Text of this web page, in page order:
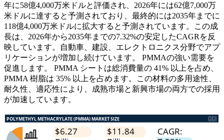
年に58億4,000万米ドルと評価され、2026年には62億7,000万
米ドルに達すると予測されており、最終的には2035年までに
118億4,000万米ドルに拡大すると予測されています。この成
長は、2026年から2035年までの7.32%の安定したCAGRを反
映しています。自動車、建設、エレクトロニクス分野でアプ
リケーションが増加し続けています。 PMMAの強い需要を
促進します。 PMMA シートは総消費量の 41% 以上を占め、
PMMA 樹脂は 35% 以上を占めます。この材料の多用途性、
耐久性、適応性により、成熟市場と新興市場の両方での採用
が加速しています。